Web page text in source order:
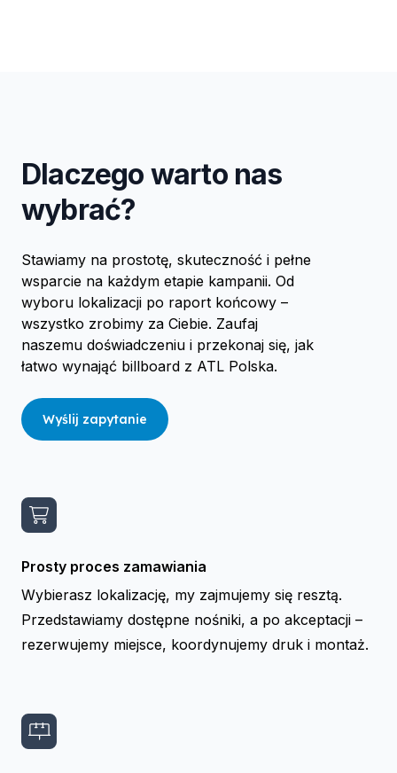
Dlaczego warto nas
wybrać?
Stawiamy na prostotę, skuteczność i pełne
wsparcie na każdym etapie kampanii. Od
wyboru lokalizacji po raport końcowy –
wszystko zrobimy za Ciebie. Zaufaj
naszemu doświadczeniu i przekonaj się, jak
łatwo wynająć billboard z ATL Polska.
Wyślij zapytanie
Prosty proces zamawiania
Wybierasz lokalizację, my zajmujemy się resztą.
Przedstawiamy dostępne nośniki, a po akceptacji –
rezerwujemy miejsce, koordynujemy druk i montaż.